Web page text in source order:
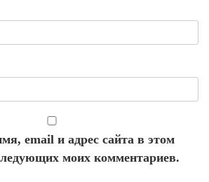
email и адрес сайта в этом
моих комментариев.